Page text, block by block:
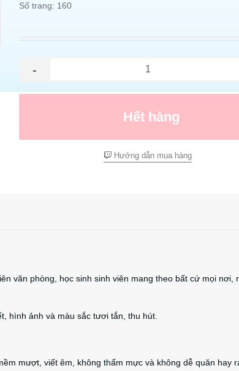
Số trang: 160
-
Hết hàng
Hướng dẫn mua hàng
văn phòng, học sinh sinh viên mang theo bất cứ mọi nơi,
hình ảnh và màu sắc tươi tắn, thu hút.
mượt, viết êm, không thấm mực và không dễ quăn hay